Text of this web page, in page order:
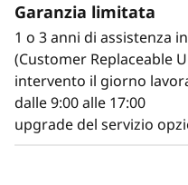
più importanti,
tensione, e di
del sistema,
Garanzia limitata
1 o 3 anni di assistenza
(Customer Replaceable
intervento il giorno
dalle 9:00 alle 17:00
upgrade del servizio